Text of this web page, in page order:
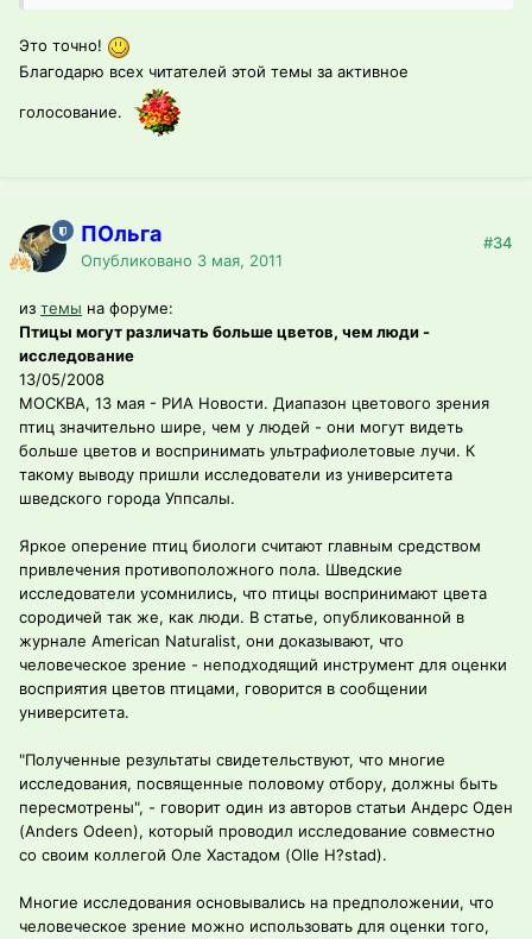
Это точно!
Благодарю всех читателей этой темы за активное
голосование.
ПОльга
Опубликовано 3 мая, 2011
#34
из темы на форуме:
Птицы могут различать больше цветов, чем люди -
исследование
13/05/2008
МОСКВА, 13 мая - РИА Новости. Диапазон цветового зрения
птиц значительно шире, чем у людей - они могут видеть
больше цветов и воспринимать ультрафиолетовые лучи. К
такому выводу пришли исследователи из университета
шведского города Уппсалы.
Яркое оперение птиц биологи считают главным средством
привлечения противоположного пола. Шведские
исследователи усомнились, что птицы воспринимают цвета
сородичей так же, как люди. В статье, опубликованной в
журнале American Naturalist, они доказывают, что
человеческое зрение - неподходящий инструмент для оценки
восприятия цветов птицами, говорится в сообщении
университета.
"Полученные результаты свидетельствуют, что многие
исследования, посвященные половому отбору, должны быть
пересмотрены", - говорит один из авторов статьи Андерс Оден
(Anders Odeen), который проводил исследование совместно
со своим коллегой Оле Хастадом (Olle H?stad).
Многие исследования основывались на предположении, что
человеческое зрение можно использовать для оценки того,